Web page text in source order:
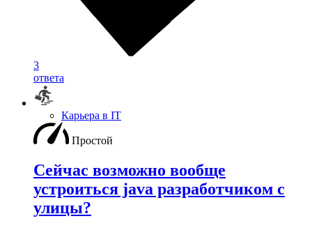
3
ответа
Карьера в IT
Простой
Сейчас возможно вообще
устроиться java разработчиком с
улицы?